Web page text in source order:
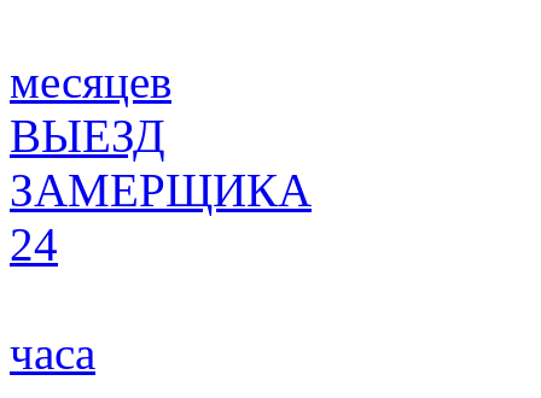
месяцев
ВЫЕЗД
ЗАМЕРЩИКА
24
часа